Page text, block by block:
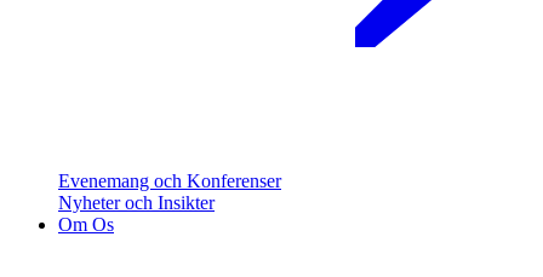
Evenemang och Konferenser
Nyheter och Insikter
Om Os